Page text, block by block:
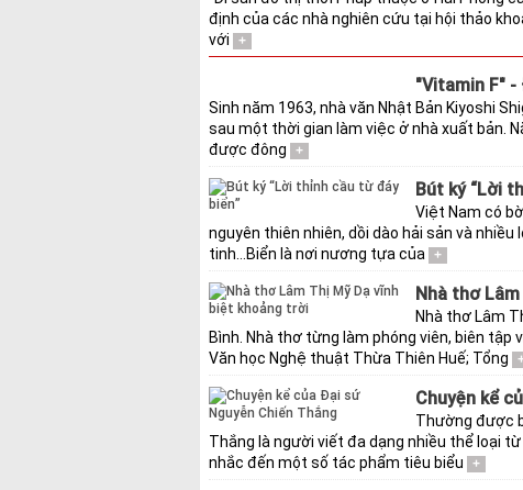
định của các nhà nghiên cứu tại hội thảo
với
+
"Vitamin F" -
Sinh năm 1963, nhà văn Nhật Bản Kiyoshi
sau một thời gian làm việc ở nhà xuất bản.
được đông
+
Bút ký “Lời
Việt Nam có
nguyên thiên nhiên, dồi dào hải sản và
tinh…Biển là nơi nương tựa của
+
Nhà thơ
Nhà thơ Lâm
Bình. Nhà thơ từng làm phóng viên, biên tập
Văn học Nghệ thuật Thừa Thiên Huế; Tổng
Chuyện kể
Thường được
Thắng là người viết đa dạng nhiều thể loại
nhắc đến một số tác phẩm tiêu biểu
+